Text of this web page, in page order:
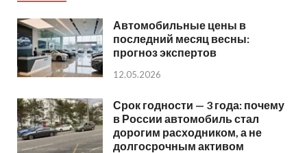
Автомобильные цены в
последний месяц весны:
прогноз экспертов
12.05.2026
Срок годности — 3 года: почему
в России автомобиль стал
дорогим расходником, а не
долгосрочным активом